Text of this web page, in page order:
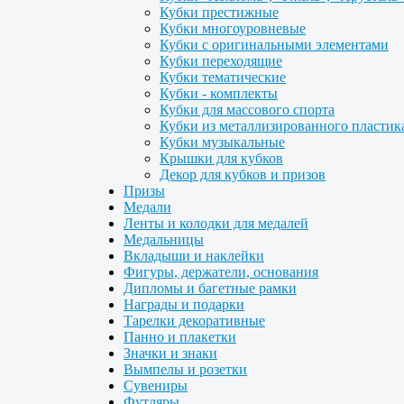
Кубки престижные
Кубки многоуровневые
Кубки с оригинальными элементами
Кубки переходящие
Кубки тематические
Кубки - комплекты
Кубки для массового спорта
Кубки из металлизированного
Кубки музыкальные
Крышки для кубков
Декор для кубков и призов
Призы
Медали
Ленты и колодки для медалей
Медальницы
Вкладыши и наклейки
Фигуры, держатели, основания
Дипломы и багетные рамки
Награды и подарки
Тарелки декоративные
Панно и плакетки
Значки и знаки
Вымпелы и розетки
Сувениры